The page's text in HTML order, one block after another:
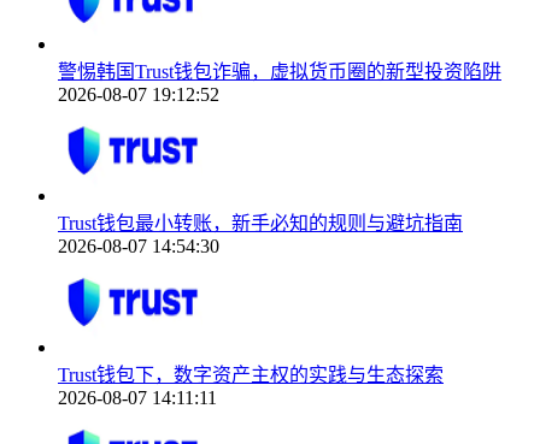
警惕韩国Trust钱包诈骗，虚拟货币圈的新型投资陷阱
2026-08-07 19:12:52
Trust钱包最小转账，新手必知的规则与避坑指南
2026-08-07 14:54:30
Trust钱包下，数字资产主权的实践与生态探索
2026-08-07 14:11:11